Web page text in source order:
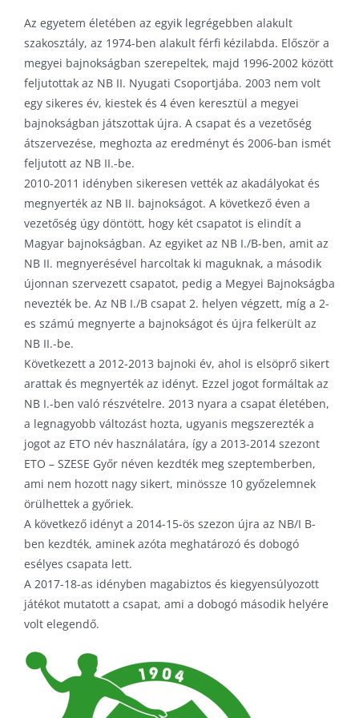
KAPCSOLAT
ADATVÉDELEM
Az egyetem életében az egyik legrégebben alakult
szakosztály, az 1974-ben alakult férfi kézilabda. Először a
megyei bajnokságban szerepeltek, majd 1996-2002 között
feljutottak az NB II. Nyugati Csoportjába. 2003 nem volt
egy sikeres év, kiestek és 4 éven keresztül a megyei
bajnokságban játszottak újra. A csapat és a vezetőség
átszervezése, meghozta az eredményt és 2006-ban ismét
feljutott az NB II.-be.
2010-2011 idényben sikeresen vették az akadályokat és
megnyerték az NB II. bajnokságot. A következő éven a
vezetőség úgy döntött, hogy két csapatot is elindít a
Magyar bajnokságban. Az egyiket az NB I./B-ben, amit az
NB II. megnyerésével harcoltak ki maguknak, a második
újonnan szervezett csapatot, pedig a Megyei Bajnokságba
nevezték be. Az NB I./B csapat 2. helyen végzett, míg a 2-
es számú megnyerte a bajnokságot és újra felkerült az
NB II.-be.
Következett a 2012-2013 bajnoki év, ahol is elsöprő sikert
arattak és megnyerték az idényt. Ezzel jogot formáltak az
NB I.-ben való részvételre. 2013 nyara a csapat életében,
a legnagyobb változást hozta, ugyanis megszerezték a
jogot az ETO név használatára, így a 2013-2014 szezont
ETO – SZESE Győr néven kezdték meg szeptemberben,
ami nem hozott nagy sikert, minössze 10 győzelemnek
örülhettek a győriek.
A következő idényt a 2014-15-ös szezon újra az NB/I B-
ben kezdték, aminek azóta meghatározó és dobogó
esélyes csapata lett.
A 2017-18-as idényben magabiztos és kiegyensúlyozott
játékot mutatott a csapat, ami a dobogó második helyére
volt elegendő.